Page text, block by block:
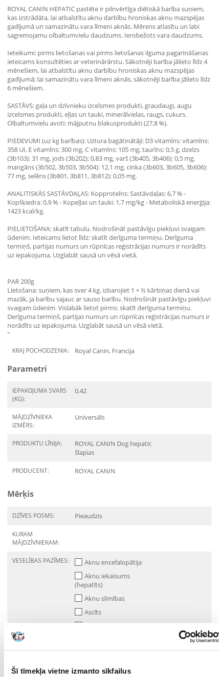
Šī tīmekļa vietne izmanto sīkfailus
ROYAL CANIN HEPATIC pastēte ir pilnvērtīga diētiskā barība suņiem,
kas izstrādāta, lai atbalstītu aknu darbību hroniskas aknu mazspējas
gadījumā un samazinātu vara līmeni aknās. Mērens atlasītu un labi
sagremojamu olbaltumvielu daudzums. Ierobežots vara daudzums.
Ieteikumi: pirms lietošanas vai pirms lietošanas ilguma pagarināšanas
ieteicams konsultēties ar veterinārārstu. Sākotnēji barība jālieto līdz 4
mēnešiem, lai atbalstītu aknu darbību hroniskas aknu mazspējas
gadījumā; lai samazinātu vara līmeni aknās, sākotnēji barība jālieto līdz
6 mēnešiem.
SASTĀVS: gaļa un dzīvnieku izcelsmes produkti, graudaugi, augu
izcelsmes produkti, eļļas un tauki, minerālvielas, raugs, cukurs.
Olbaltumvielu avoti: mājputnu blakusprodukti (27,8 %).
PIEDEVUMI (uz kg barības): Uztura bagātinātāji: D3 vitamīns: vitamīns:
358 UI, E vitamīns: 300 mg, C vitamīns: 105 mg, taurīns: 0,5 g, dzelzs
(3b103): 31 mg, jods (3b202): 0,83 mg, varš (3b405, 3b406): 0,5 mg,
mangāns (3b502, 3b503, 3b504): 12,1 mg, cinka (3b603, 3b605, 3b606):
77 mg, selēns (3b801, 3b811, 3b812): 0,05 mg.
ANALITISKĀS SASTĀVDAĻAS: Kopproteīns: Sastāvdaļas: 6,7 % -
Kopšķiedra: 0,9 % - Kopeļļas un tauki: 1,7 mg/kg - Metaboliskā enerģija:
1423 kcal/kg.
PIELIETOŠANA: skatīt tabulu. Nodrošināt pastāvīgu piekļuvi svaigam
ūdenim. Ieteicams lietot līdz: skatīt derīguma termiņu. Derīguma
termiņš, partijas numurs un rūpnīcas reģistrācijas numurs ir norādīts
uz iepakojuma. Uzglabāt sausā un vēsā vietā.
PAR 200g
Lietošana: suņiem, kas sver 4 kg, izbarojiet 1 + ½ kārbiņas dienā vai
mazāk, ja barību sajauc ar sauso barību. Nodrošināt pastāvīgu piekļuvi
svaigam ūdenim. Vislabāk lietot pirms: skatīt derīguma termiņu.
Derīguma termiņš, partijas numurs un rūpnīcas reģistrācijas numurs ir
norādīts uz iepakojuma. Uzglabāt sausā un vēsā vietā.
"
KRAJ POCHODZENIA: Royal Canin, Francija
Parametri
IEPAKOJUMA SVARS
(KG):
0.42
MĀJDZĪVNIEKA
IZMĒRS:
Universāls
PRODUKTU LĪNIJA:
ROYAL CANIN Dog hepatic
šlapias
PRODUCENT: ROYAL CANIN
Mērķis
DZĪVES POSMS: Pieaudzis
KURAM
MĀJDZĪVNIEKAM:
VESELĪBAS PAZĪMES:
Aknu encefalopātija
Aknu iekaisums
(hepatīts)
Aknu slimības
Ascīts
Dzeltenā kaite
uzglabāšanas slimība